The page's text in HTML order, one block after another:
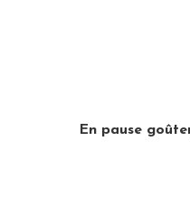
En pause